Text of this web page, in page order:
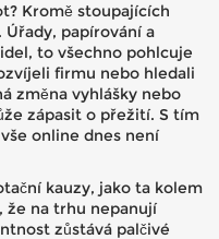
Kromě stoupajících
papírování a
to všechno pohlcuje
firmu nebo hledali
změna vyhlášky nebo
zápasit o přežití. S tím
online dnes není
kauzy, jako ta kolem
že na trhu nepanují
zůstává palčivé